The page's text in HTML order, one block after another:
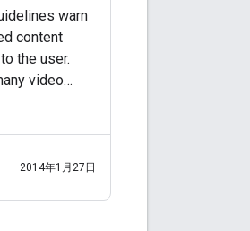
warn
content
the user.
video
2014年1月27日